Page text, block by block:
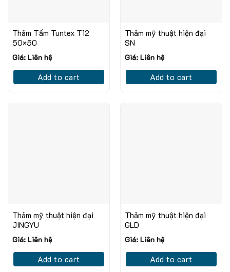
Thảm Tấm Tuntex T12
50×50
Giá: Liên hệ
Add to cart
Thảm mỹ thuật hiện đại
SN
Giá: Liên hệ
Add to cart
Thảm mỹ thuật hiện đại
JINGYU
Giá: Liên hệ
Add to cart
Thảm mỹ thuật hiện đại
GLD
Giá: Liên hệ
Add to cart